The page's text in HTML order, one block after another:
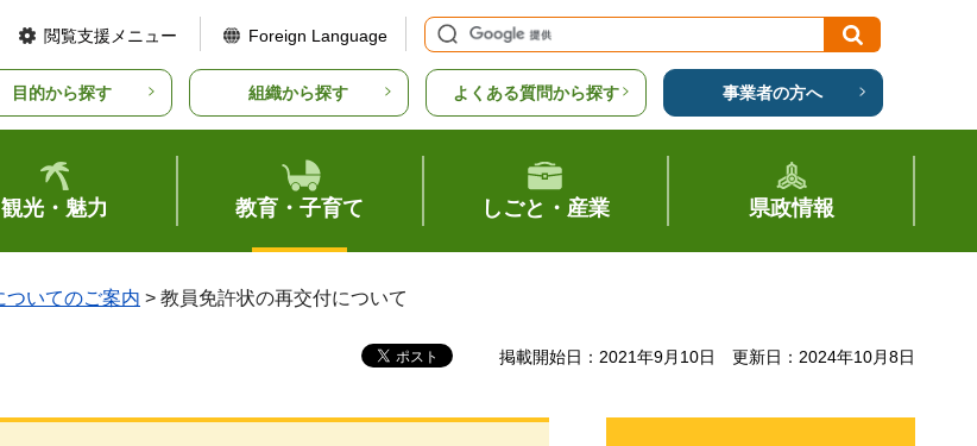
閲覧支援メニュー Foreign Language
目的から探す 組織から探す よくある質問から探す 事業者の方へ
観光・魅力 教育・子育て しごと・産業 県政情報
ついてのご案内 > 教員免許状の再交付について
掲載開始日：2021年9月10日 更新日：2024年10月8日